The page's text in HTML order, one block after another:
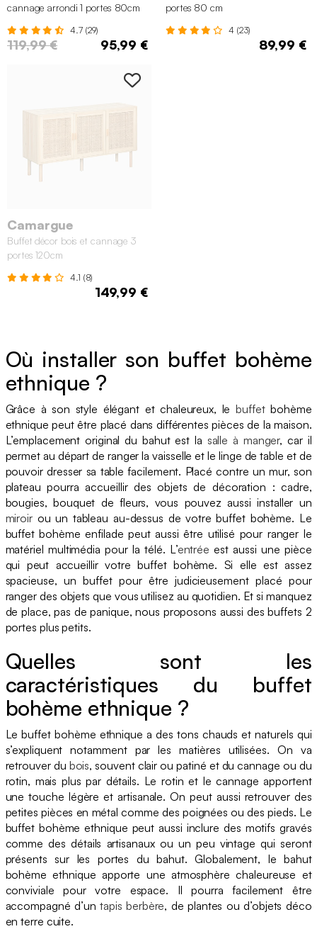
cannage arrondi 1 portes 80cm
4.7 (29)
119,99 € 95,99 €
portes 80 cm
4 (23)
89,99 €
Camargue
Buffet décor bois et cannage 3
portes 120cm
4.1 (8)
149,99 €
Où installer son buffet bohème
ethnique ?
Grâce à son style élégant et chaleureux, lebuffetbohème
ethnique peut être placé dans différentes pièces de la maison.
L’emplacement original du bahut est la salle à manger, car il
permet au départ de ranger la vaisselle et le linge de table et de
pouvoir dresser sa table facilement. Placé contre un mur, son
plateau pourra accueillir des objets de décoration : cadre,
bougies, bouquet de fleurs, vous pouvez aussi installer un
miroirou un tableau au-dessus de votre buffet bohème. Le
buffet bohème enfilade peut aussi être utilisé pour ranger le
matériel multimédia pour la télé. L’entrée est aussi une pièce
qui peut accueillir votre buffet bohème. Si elle est assez
spacieuse, un buffet pour être judicieusement placé pour
ranger des objets que vous utilisez au quotidien. Et si manquez
de place, pas de panique, nous proposons aussi des buffets 2
portes plus petits.
Quelles sont les
caractéristiques du buffet
bohème ethnique ?
Le buffet bohème ethnique a des tons chauds et naturels qui
s’expliquent notamment par les matières utilisées. On va
retrouver du bois, souvent clair ou patiné et du cannage ou du
rotin, mais plus par détails. Le rotin et le cannage apportent
une touche légère et artisanale. On peut aussi retrouver des
petites pièces en métal comme des poignées ou des pieds. Le
buffet bohème ethnique peut aussi inclure des motifs gravés
comme des détails artisanaux ou un peu vintage qui seront
présents sur les portes du bahut. Globalement, le bahut
bohème ethnique apporte une atmosphère chaleureuse et
conviviale pour votre espace. Il pourra facilement être
accompagné d’untapis berbère, de plantes ou d’objets déco
en terre cuite.